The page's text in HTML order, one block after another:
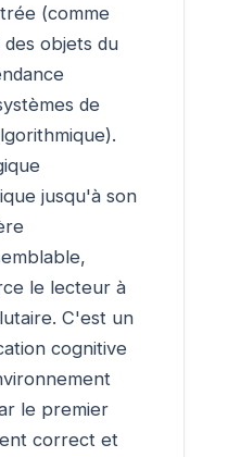
(comme
objets du
de
jusqu'à son
le lecteur à
C'est un
cognitive
le premier
correct et